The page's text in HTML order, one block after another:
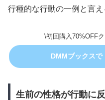
行種的な行動の一例と言
\初回購入70%OFF
DMMブックス
生前の性格が行動に